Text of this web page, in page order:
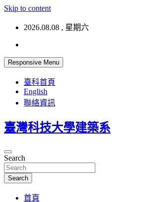
Skip to content
2026.08.08 , 星期六
Responsive Menu
臺科首頁
English
聯絡資訊
臺灣科技大學建築系
Search
Search
首頁